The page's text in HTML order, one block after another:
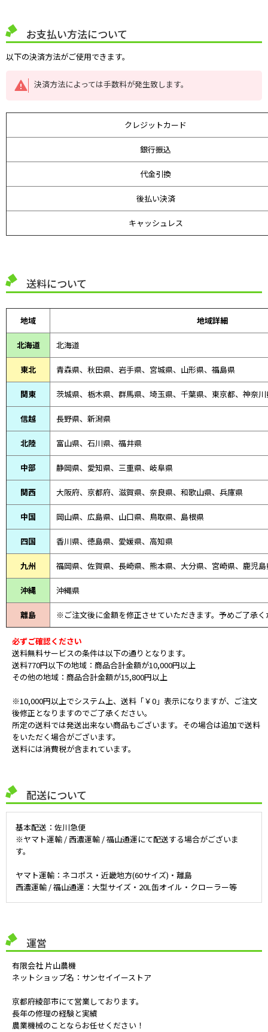
お支払い方法について
以下の決済方法がご使用できます。
決済方法によっては手数料が発生致します。
クレジットカード
銀行振込
代金引換
後払い決済
キャッシュレス
送料について
地域 地域詳細
北海道 北海道
東北 青森県、 秋田県、 岩手県、宮城県、山形県、福島県
関東 茨城県、栃木県、群馬県、埼玉県、千葉県、東京都、神奈
信越 長野県、新潟県
北陸 富山県、 石川県、 福井県
中部 静岡県、 愛知県、 三重県、 岐阜県
関西 大阪府、京都府、滋賀県、奈良県、和歌山県、兵庫県
中国 岡山県、広島県、山口県、鳥取県、島根県
四国 香川県、徳島県、愛媛県、高知県
九州 福岡県、佐賀県、長崎県、熊本県、大分県、宮崎県、鹿児
沖縄 沖縄県
離島 ※ご注文後に金額を修正させていただきます。予めご了承く
必ずご確認ください
送料無料サービスの条件は以下の通りとなります。
送料770円以下の地域：商品合計金額が10,000円以上
その他の地域：商品合計金額が15,800円以上
※10,000円以上でシステム上、送料「￥0」表示になりますが、ご注文
後修正となりますのでご了承ください。
所定の送料では発送出来ない商品もございます。その場合は追加で送料
をいただく場合がございます。
送料には消費税が含まれています。
配送について
基本配送：佐川急便
※ヤマト運輸 / 西濃運輸 / 福山通運にて配送する場合がございま
す。
ヤマト運輸：ネコポス・近畿地方(60サイズ)・離島
西濃運輸 / 福山通運：大型サイズ・20L缶オイル・クローラー等
運営
有限会社 片山農機
ネットショップ名：サンセイイーストア
京都府綾部市にて営業しております。
長年の修理の経験と実績
農業機械のことならお任せください！